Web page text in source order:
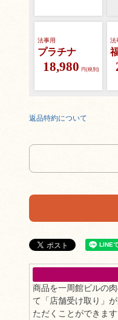
法事用
プラチナ
18,980 円(税別)
法
返品特約について
商品を一周館ビルの
て「店舗受け取り」
ただくことができます